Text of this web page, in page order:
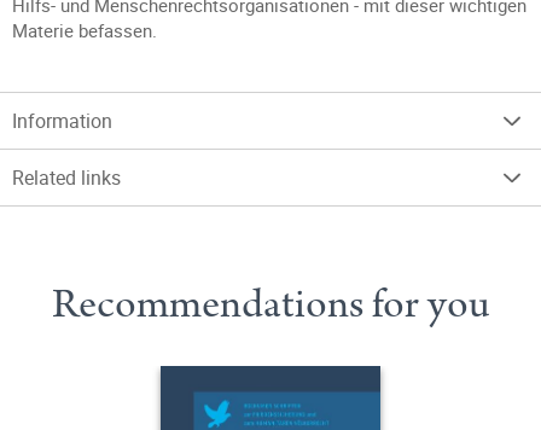
Hilfs- und Menschenrechtsorganisationen - mit dieser wichtigen
Materie befassen.
Information
Related links
Recommendations for you